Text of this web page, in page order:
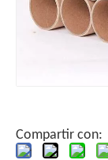
Compartir con: